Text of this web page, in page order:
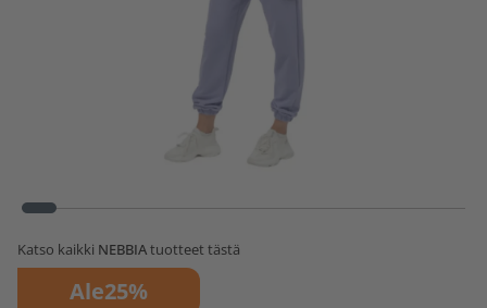
Katso kaikki NEBBIAtuotteet tästä
Ale25%